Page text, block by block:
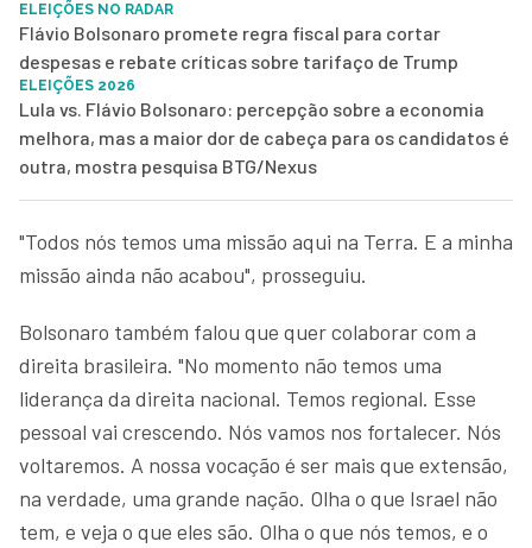
ELEIÇÕES NO RADAR
Flávio Bolsonaro promete regra fiscal para cortar
despesas e rebate críticas sobre tarifaço de Trump
ELEIÇÕES 2026
Lula vs. Flávio Bolsonaro: percepção sobre a economia
melhora, mas a maior dor de cabeça para os candidatos é
outra, mostra pesquisa BTG/Nexus
"Todos nós temos uma missão aqui na Terra. E a minha
missão ainda não acabou", prosseguiu.
Bolsonaro também falou que quer colaborar com a
direita brasileira. "No momento não temos uma
liderança da direita nacional. Temos regional. Esse
pessoal vai crescendo. Nós vamos nos fortalecer. Nós
voltaremos. A nossa vocação é ser mais que extensão,
na verdade, uma grande nação. Olha o que Israel não
tem, e veja o que eles são. Olha o que nós temos, e o